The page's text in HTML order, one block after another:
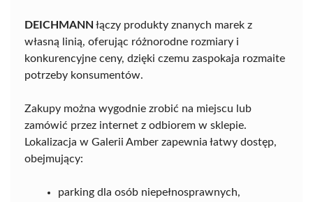
DEICHMANN łączy produkty znanych marek z
własną linią, oferując różnorodne rozmiary i
konkurencyjne ceny, dzięki czemu zaspokaja rozmaite
potrzeby konsumentów.
Zakupy można wygodnie zrobić na miejscu lub
zamówić przez internet z odbiorem w sklepie.
Lokalizacja w Galerii Amber zapewnia łatwy dostęp,
obejmujący:
parking dla osób niepełnosprawnych,